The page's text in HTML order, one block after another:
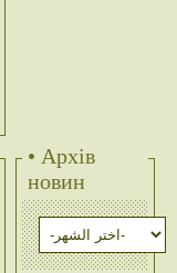
• Архів
новин